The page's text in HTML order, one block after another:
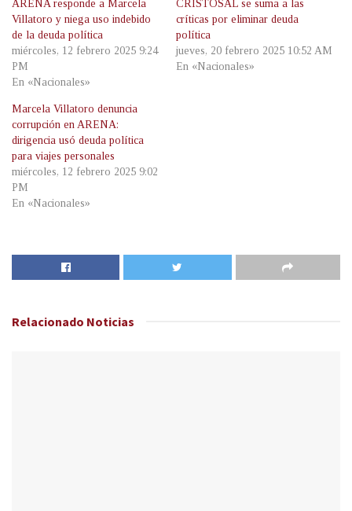
ARENA responde a Marcela
Villatoro y niega uso indebido
de la deuda política
miércoles, 12 febrero 2025 9:24
PM
En «Nacionales»
CRISTOSAL se suma a las
críticas por eliminar deuda
política
jueves, 20 febrero 2025 10:52 AM
En «Nacionales»
Marcela Villatoro denuncia
corrupción en ARENA:
dirigencia usó deuda política
para viajes personales
miércoles, 12 febrero 2025 9:02
PM
En «Nacionales»
Relacionado Noticias